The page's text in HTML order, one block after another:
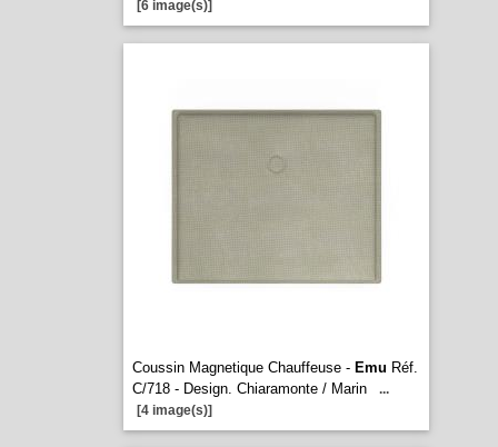
[6 image(s)]
Coussin Magnetique Chauffeuse - Emu Réf.
C/718 - Design. Chiaramonte / Marin
...
[4 image(s)]